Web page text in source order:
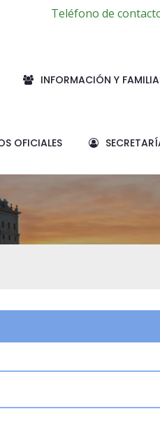
Teléfono de
INFORMACIÓN Y
OFICIALES